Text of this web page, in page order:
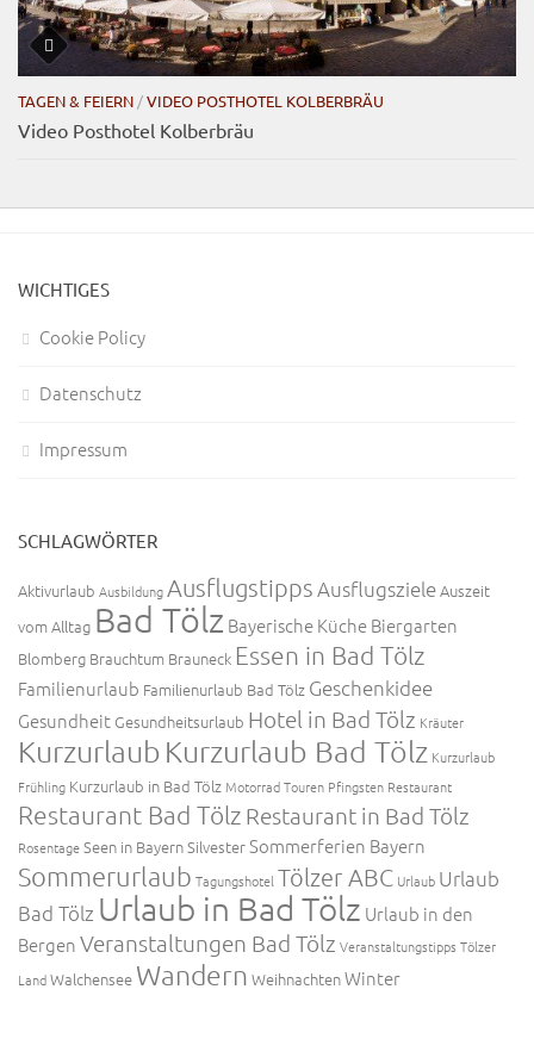
TAGEN & FEIERN /VIDEO POSTHOTEL KOLBERBRÄU
Video Posthotel Kolberbräu
WICHTIGES
Cookie Policy
Datenschutz
Impressum
SCHLAGWÖRTER
Aktivurlaub AusbildungAusflugstippsAusflugszieleAuszeit
vom Alltag Bad Tölz Bayerische KücheBiergarten
Blomberg Brauchtum Brauneck Essen in Bad Tölz
Familienurlaub Familienurlaub Bad Tölz Geschenkidee
Gesundheit Gesundheitsurlaub Hotel in Bad Tölz Kräuter
Kurzurlaub Kurzurlaub Bad Tölz Kurzurlaub
Frühling Kurzurlaub in Bad Tölz Motorrad Touren Pfingsten Restaurant
Restaurant Bad Tölz Restaurant in Bad Tölz
RosentageSeen in BayernSilvesterSommerferien Bayern
Sommerurlaub Tagungshotel Tölzer ABC Urlaub Urlaub
Bad Tölz Urlaub in Bad Tölz Urlaub in den
BergenVeranstaltungen Bad Tölz Veranstaltungstipps Tölzer
LandWalchensee Wandern WeihnachtenWinter